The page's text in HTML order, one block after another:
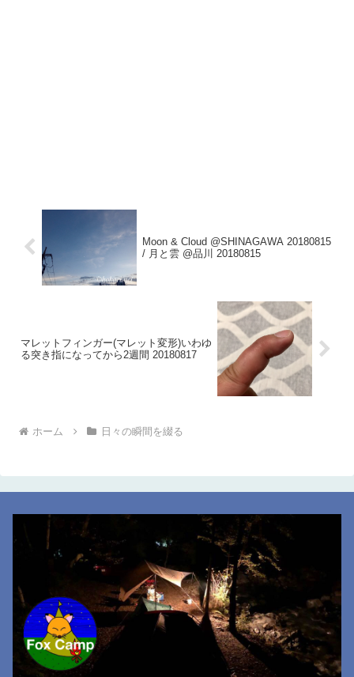
Moon & Cloud @SHINAGAWA 20180815
/ 月と雲 @品川 20180815
マレットフィンガー(マレット変形)いわゆ
る突き指になってから2週間 20180817
ホーム 日々の瞬間を綴る